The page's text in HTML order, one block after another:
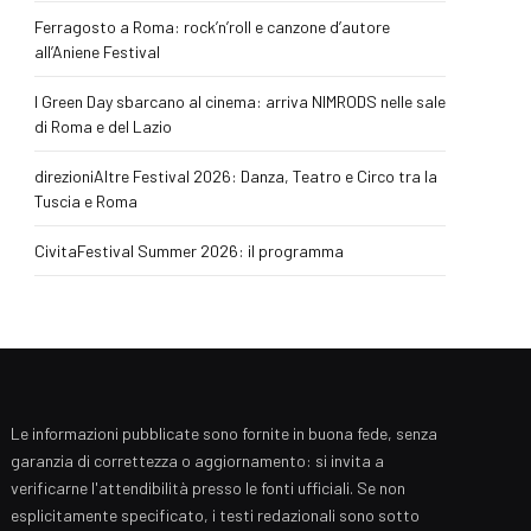
Ferragosto a Roma: rock’n’roll e canzone d’autore
all’Aniene Festival
I Green Day sbarcano al cinema: arriva NIMRODS nelle sale
di Roma e del Lazio
direzioniAltre Festival 2026: Danza, Teatro e Circo tra la
Tuscia e Roma
CivitaFestival Summer 2026: il programma
Le informazioni pubblicate sono fornite in buona fede, senza
garanzia di correttezza o aggiornamento: si invita a
verificarne l'attendibilità presso le fonti ufficiali. Se non
esplicitamente specificato, i testi redazionali sono sotto